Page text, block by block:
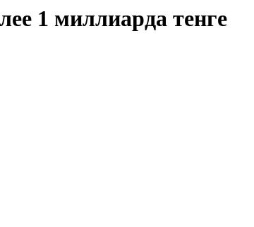
1 миллиарда тенге